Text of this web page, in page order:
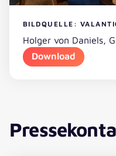
BILDQUELLE:
Holger von Daniels,
Download